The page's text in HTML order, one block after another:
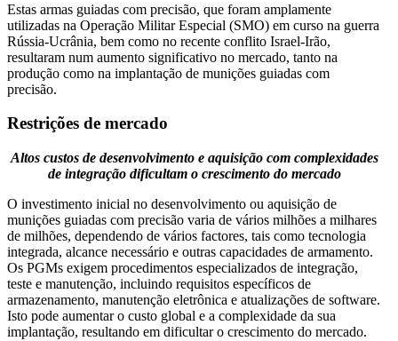
Estas armas guiadas com precisão, que foram amplamente
utilizadas na Operação Militar Especial (SMO) em curso na guerra
Rússia-Ucrânia, bem como no recente conflito Israel-Irão,
resultaram num aumento significativo no mercado, tanto na
produção como na implantação de munições guiadas com
precisão.
Restrições de mercado
Altos custos de desenvolvimento e aquisição com complexidades
de integração dificultam o crescimento do mercado
O investimento inicial no desenvolvimento ou aquisição de
munições guiadas com precisão varia de vários milhões a milhares
de milhões, dependendo de vários factores, tais como tecnologia
integrada, alcance necessário e outras capacidades de armamento.
Os PGMs exigem procedimentos especializados de integração,
teste e manutenção, incluindo requisitos específicos de
armazenamento, manutenção eletrônica e atualizações de software.
Isto pode aumentar o custo global e a complexidade da sua
implantação, resultando em dificultar o crescimento do mercado.